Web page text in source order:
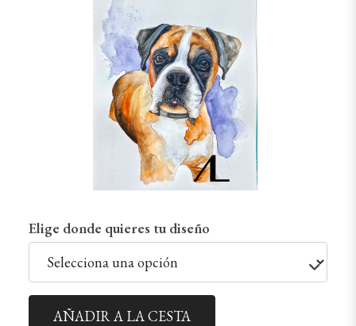
Elige donde quieres tu diseño
AÑADIR A LA CESTA